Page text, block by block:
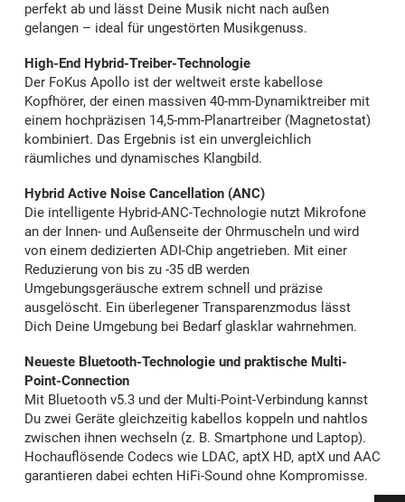
perfekt ab und lässt Deine Musik nicht nach außen
gelangen – ideal für ungestörten Musikgenuss.
High-End Hybrid-Treiber-Technologie
Der FoKus Apollo ist der weltweit erste kabellose
Kopfhörer, der einen massiven 40-mm-Dynamiktreiber mit
einem hochpräzisen 14,5-mm-Planartreiber (Magnetostat)
kombiniert. Das Ergebnis ist ein unvergleichlich
räumliches und dynamisches Klangbild.
Hybrid Active Noise Cancellation (ANC)
Die intelligente Hybrid-ANC-Technologie nutzt Mikrofone
an der Innen- und Außenseite der Ohrmuscheln und wird
von einem dedizierten ADI-Chip angetrieben. Mit einer
Reduzierung von bis zu -35 dB werden
Umgebungsgeräusche extrem schnell und präzise
ausgelöscht. Ein überlegener Transparenzmodus lässt
Dich Deine Umgebung bei Bedarf glasklar wahrnehmen.
Neueste Bluetooth-Technologie und praktische Multi-
Point-Connection
Mit Bluetooth v5.3 und der Multi-Point-Verbindung kannst
Du zwei Geräte gleichzeitig kabellos koppeln und nahtlos
zwischen ihnen wechseln (z. B. Smartphone und Laptop).
Hochauflösende Codecs wie LDAC, aptX HD, aptX und AAC
garantieren dabei echten HiFi-Sound ohne Kompromisse.